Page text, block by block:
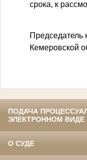
срока, к
Председатель
Кемеровской
ПОДАЧА
ЭЛЕКТРОННОМ ВИДЕ
О СУДЕ